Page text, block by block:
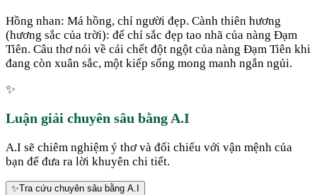
Hồng nhan: Má hồng, chỉ người đẹp. Cành thiên hương
(hương sắc của trời): để chỉ sắc đẹp tao nhã của nàng Đạm
Tiên. Câu thơ nói về cái chết đột ngột của nàng Đạm Tiên khi
đang còn xuân sắc, một kiếp sống mong manh ngắn ngủi.
✨
Luận giải chuyên sâu bằng A.I
A.I sẽ chiêm nghiệm ý thơ và đối chiếu với vận mệnh của
bạn để đưa ra lời khuyên chi tiết.
✨Tra cứu chuyên sâu bằng A.I